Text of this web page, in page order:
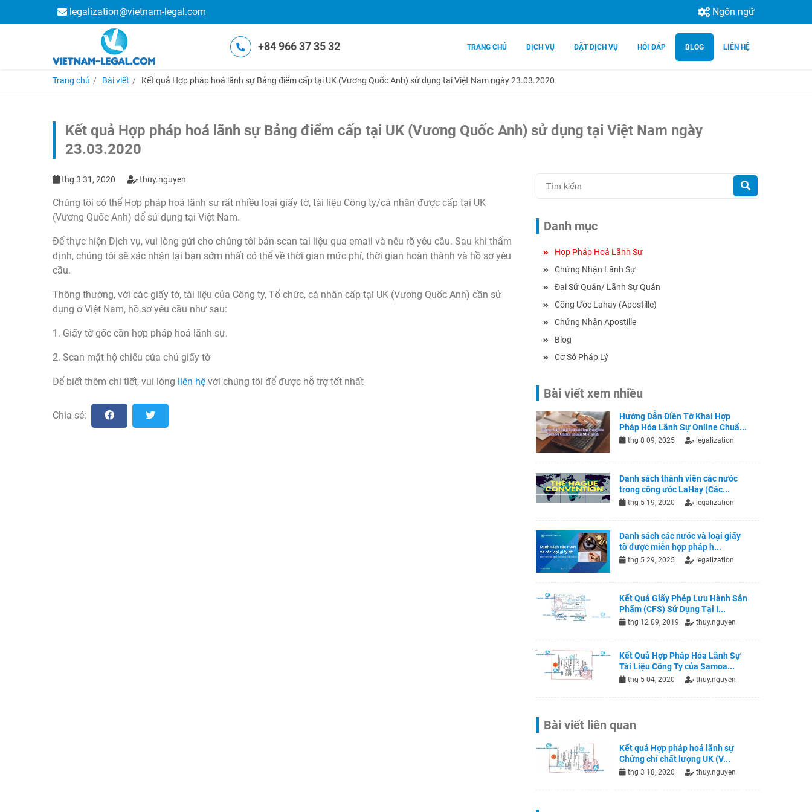
legalization@vietnam-legal.com Ngôn ngữ
+84 966 37 35 32 TRANG CHỦ DỊCH VỤ ĐẶT DỊCH VỤ HỎI ĐÁP BLOG LIÊN HỆ
Trang chủ Bài viết Kết quả Hợp pháp hoá lãnh sự Bảng điểm cấp tại UK (Vương Quốc Anh) sử dụng tại Việt Nam ngày 23.03.2020
Kết quả Hợp pháp hoá lãnh sự Bảng điểm cấp tại UK (Vương Quốc Anh) sử dụng tại Việt Nam ngày
23.03.2020
thg 3 31, 2020 thuy.nguyen
Chúng tôi có thể Hợp pháp hoá lãnh sự rất nhiều loại giấy tờ, tài liệu Công ty/cá nhân được cấp tại UK
(Vương Quốc Anh) để sử dụng tại Việt Nam.
Để thực hiện Dịch vụ, vui lòng gửi cho chúng tôi bản scan tai liệu qua email và nêu rõ yêu cầu. Sau khi thẩm
định, chúng tôi sẽ xác nhận lại bạn sớm nhất có thể về thời gian mức phí, thời gian hoàn thành và hồ sơ yêu
cầu.
Thông thường, với các giấy tờ, tài liệu của Công ty, Tổ chức, cá nhân cấp tại UK (Vương Quốc Anh) cần sử
dụng ở Việt Nam, hồ sơ yêu cầu như sau:
1. Giấy tờ gốc cần hợp pháp hoá lãnh sự.
2. Scan mặt hộ chiếu của chủ giấy tờ
Để biết thêm chi tiết, vui lòng liên hệ với chúng tôi để được hỗ trợ tốt nhất
Chia sẻ:
Danh mục
Hợp Pháp Hoá Lãnh Sự
Chứng Nhận Lãnh Sự
Đại Sứ Quán/ Lãnh Sự Quán
Công Ước Lahay (Apostille)
Chứng Nhận Apostille
Blog
Cơ Sở Pháp Lý
Bài viết xem nhiều
Hướng Dẫn Điền Tờ Khai Hợp
Pháp Hóa Lãnh Sự Online Chuẩ...
thg 8 09, 2025 legalization
Danh sách thành viên các nước
trong công ước LaHay (Các...
thg 5 19, 2020 legalization
Danh sách các nước và loại giấy
tờ được miễn hợp pháp h...
thg 5 29, 2025 legalization
Kết Quả Giấy Phép Lưu Hành Sản
Phẩm (CFS) Sử Dụng Tại I...
thg 12 09, 2019 thuy.nguyen
Kết Quả Hợp Pháp Hóa Lãnh Sự
Tài Liệu Công Ty của Samoa...
thg 5 04, 2020 thuy.nguyen
Bài viết liên quan
Kết quả Hợp pháp hoá lãnh sự
Chứng chỉ chất lượng UK (V...
thg 3 18, 2020 thuy.nguyen